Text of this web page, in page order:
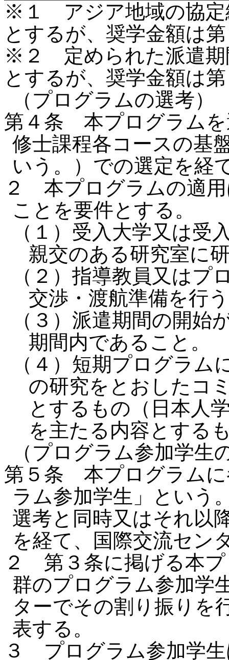
※１ アジア地域の協定
とするが、奨学金額は
※２ 定められた派遣期
とするが、奨学金額は
（プログラムの選考
第４条 本プログラムを
修士課程各コースの基
いう。）での選定を経
２ 本プログラムの適
ことを要件とする。
（１）受入大学又は受
親交のある研究室に
（２）指導教員又はプ
交渉・渡航準備を行
（３）派遣期間の開始
期間内であること。
（４）短期プログラ
の研究をとおしたコ
とするもの（日本人
を主たる内容とする
（プログラム参加学
第５条 本プログラムに
ラム参加学生」という
選考と同時又はそれ以
を経て、国際交流セン
２ 第３条に掲げる本
群のプログラム参加学
ターでその割り振りを
表する。
３ プログラム参加学